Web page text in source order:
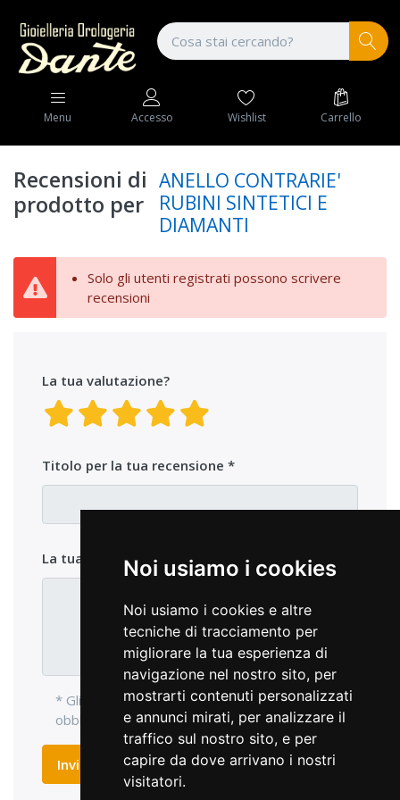
Noi usiamo i cookies
Noi usiamo i cookies e altre
tecniche di tracciamento per
migliorare la tua esperienza di
navigazione nel nostro sito, per
mostrarti contenuti personalizzati
e annunci mirati, per analizzare il
traffico sul nostro sito, e per
capire da dove arrivano i nostri
visitatori.
Menu Accesso Wishlist Carrello
Recensioni di
prodotto per
ANELLO CONTRARIE'
RUBINI SINTETICI E
DIAMANTI
Solo gli utenti registrati possono scrivere
recensioni
La tua valutazione?
Titolo per la tua recensione
La tua opinione sul prodotto
* Gli elementi di ingresso con l'asterisco sono
obbligatori e devono essere compilati.
Inviare recensione